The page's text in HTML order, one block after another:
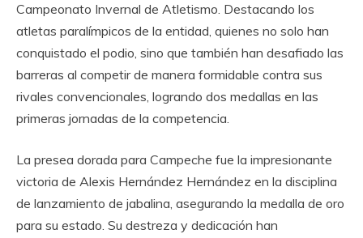
Campeonato Invernal de Atletismo. Destacando los
atletas paralímpicos de la entidad, quienes no solo han
conquistado el podio, sino que también han desafiado las
barreras al competir de manera formidable contra sus
rivales convencionales, logrando dos medallas en las
primeras jornadas de la competencia.
La presea dorada para Campeche fue la impresionante
victoria de Alexis Hernández Hernández en la disciplina
de lanzamiento de jabalina, asegurando la medalla de oro
para su estado. Su destreza y dedicación han